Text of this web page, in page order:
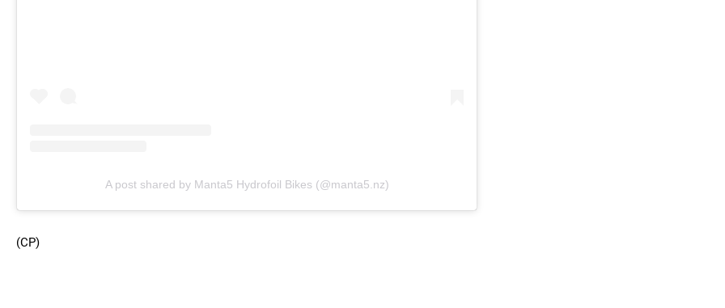
A post shared by Manta5 Hydrofoil Bikes (@manta5.nz)
(CP)